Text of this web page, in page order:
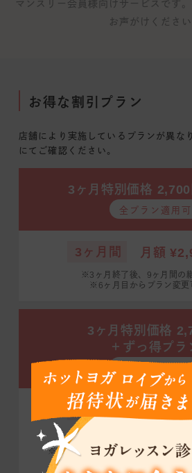
マンスリー会員様向けサービスです
お声がけください
お得な割引プラン
店舗により実施しているプランが異な
にてご確認ください。
3ヶ月特別価格
全プラン適用可
3ヶ月間 月額
※3ヶ月終了後、9ヶ月間の
※6ヶ月目からプラン変
3ヶ月特別価格
＋ずっ得プラ
3ヶ月間 月額
4ヶ月目以降 通常価格か
※24ヶ月間の継続必要。※6ヶ月目か
※月4回プランに変更の場合は